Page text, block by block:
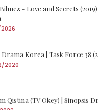
- Love and Secrets
Drama Korea | Task Force 38
2020
Qistina (TV Okey) | Sinopsis